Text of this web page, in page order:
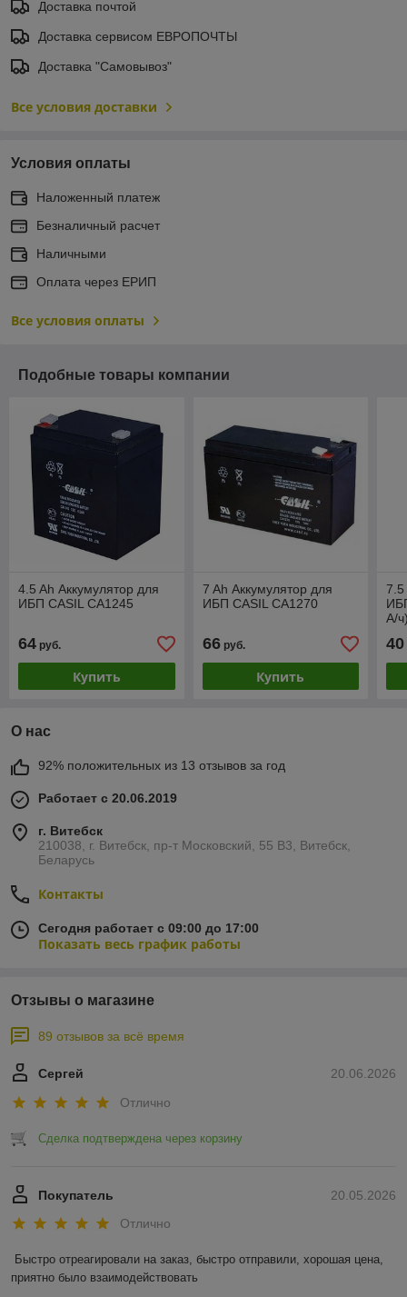
Доставка почтой
Доставка сервисом ЕВРОПОЧТЫ
Доставка "Самовывоз"
Все условия доставки
Условия оплаты
Наложенный платеж
Безналичный расчет
Наличными
Оплата через ЕРИП
Все условия оплаты
Подобные товары компании
4.5 Ah Аккумулятор для
ИБП CASIL CA1245
64 руб.
Купить
7 Ah Аккумулятор для
ИБП CASIL CA1270
66руб.
Купить
7.5
А/
40
О нас
92% положительных из 13 отзывов за год
Работает с 20.06.2019
г. Витебск
210038, г. Витебск, пр-т Московский, 55 B3, Витебск,
Беларусь
Контакты
Сегодня работает с 09:00 до 17:00
Показать весь график работы
Отзывы о магазине
89 отзывов за всё время
20.06.2026
Сергей
Отлично
Сделка подтверждена через корзину
20.05.2026
Покупатель
Отлично
Быстро отреагировали на заказ, быстро отправили, хорошая цена,
приятно было взаимодействовать